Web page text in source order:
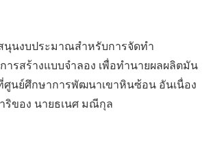
นุนงบประมาณสำหรับการจัดทำ
ารสร้างแบบจำลอง เพื่อทำนายผลผลิตมัน
ศูนย์ศึกษาการพัฒนาเขาหินซ้อน อันเนื่อง
ริของ นายธเนศ มณีกุล